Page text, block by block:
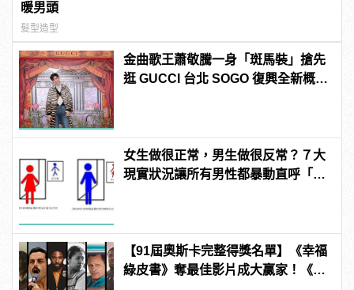
暖男頭
髮型造型
金曲歌王蕭敬騰一身「斑馬裝」搶先
逛 GUCCI 台北 SOGO 復興全新概念
女生做很正常，男生做很反常？７大
現實狀況讓所有男性都暴動直呼「不
【91屆奧斯卡完整得獎名單】《幸福
綠皮書》奪最佳影片成大贏家！《波